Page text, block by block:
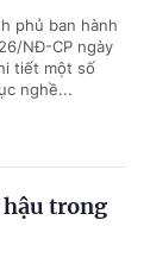
phủ ban hành
NĐ-CP ngày
tiết một số
nghề...
trong